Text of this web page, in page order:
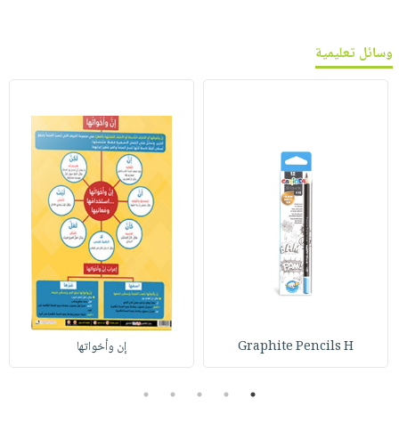
وسائل تعليمية
Graphite Pencils H إن وأخواتها
1
2
3
4
5